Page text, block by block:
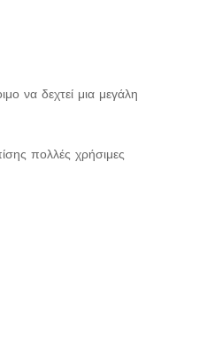
να δεχτεί μια μεγάλη
πολλές χρήσιμες